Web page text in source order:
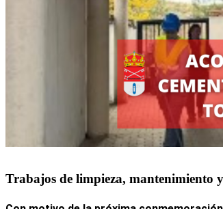
Trabajos de limpieza, mantenimiento